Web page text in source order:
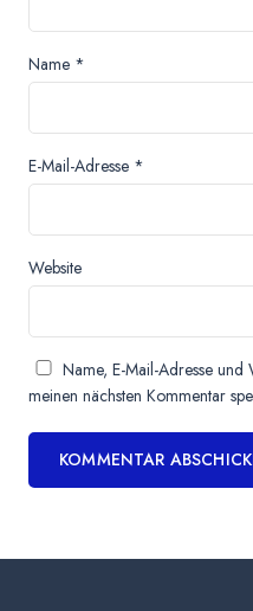
Name *
E-Mail-Adresse *
Website
Name, E-Mail-Adresse
meinen nächsten Kommentar